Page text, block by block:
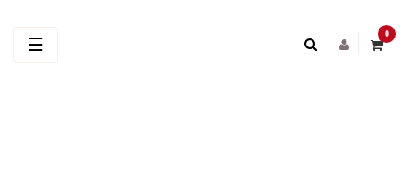
0
Navegación
☰